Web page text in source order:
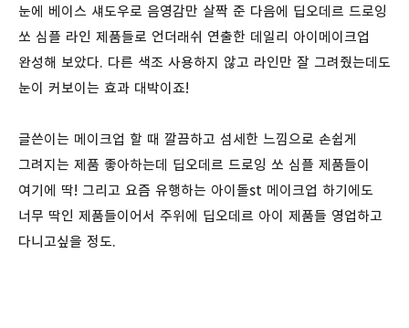
눈에 베이스 섀도우로 음영감만 살짝 준 다음에 딥오데르 드로잉
쏘 심플 라인 제품들로 언더래쉬 연출한 데일리 아이메이크업
완성해 보았다. 다른 색조 사용하지 않고 라인만 잘 그려줬는데도
눈이 커보이는 효과 대박이죠!
글쓴이는 메이크업 할 때 깔끔하고 섬세한 느낌으로 손쉽게
그려지는 제품 좋아하는데 딥오데르 드로잉 쏘 심플 제품들이
여기에 딱! 그리고 요즘 유행하는 아이돌st 메이크업 하기에도
너무 딱인 제품들이어서 주위에 딥오데르 아이 제품들 영업하고
다니고싶을 정도.